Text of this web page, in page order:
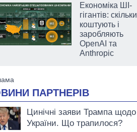
Економіка ШІ-
гігантів: скільки
коштують і
заробляють
OpenAI та
Anthropic